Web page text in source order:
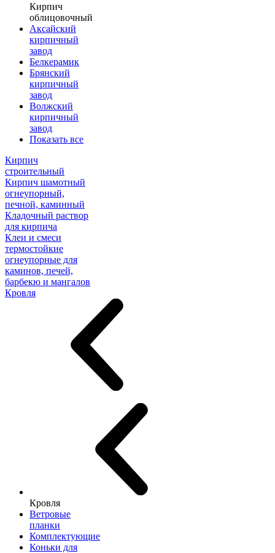
Кирпич
облицовочный
Аксайский
кирпичный
завод
Белкерамик
Брянский
кирпичный
завод
Волжский
кирпичный
завод
Показать все
Кирпич
строительный
Кирпич шамотный
огнеупорный,
печной, каминный
Кладочный раствор
для кирпича
Клеи и смеси
термостойкие
огнеупорные для
каминов, печей,
барбекю и мангалов
Кровля
Кровля
Ветровые
планки
Комплектующие
Коньки для